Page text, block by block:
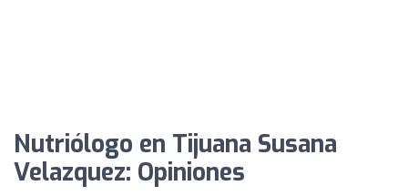
Nutriólogo en Tijuana Susana
Velazquez: Opiniones